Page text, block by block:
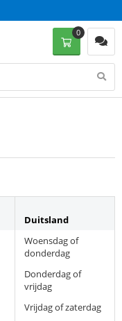
0
Duitsland
Woensdag of
donderdag
Donderdag of
vrijdag
Vrijdag of zaterdag